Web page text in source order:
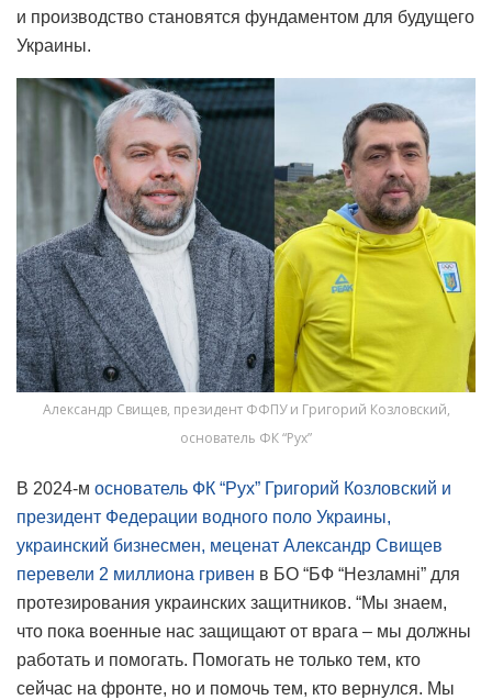
и производство становятся фундаментом для будущего
Украины.
Александр Свищев, президент ФФПУ и Григорий Козловский,
основатель ФК “Рух”
В 2024-м основатель ФК “Рух” Григорий Козловский и
президент Федерации водного поло Украины,
украинский бизнесмен, меценат Александр Свищев
перевели 2 миллиона гривен в БО “БФ “Незламні” для
протезирования украинских защитников. “Мы знаем,
что пока военные нас защищают от врага – мы должны
работать и помогать. Помогать не только тем, кто
сейчас на фронте, но и помочь тем, кто вернулся. Мы